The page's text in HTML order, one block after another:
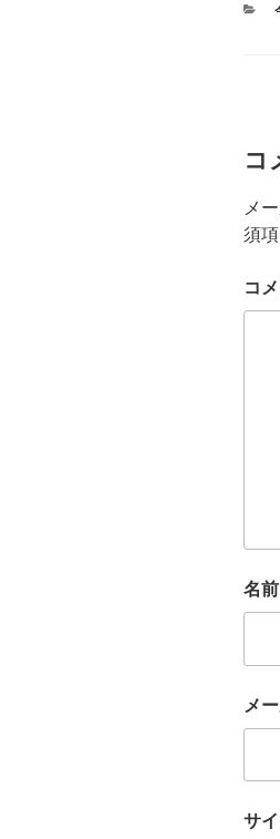
コ
メ
須
コ
名前
メ
サイ